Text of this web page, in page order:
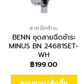
สายฉีดชำระ
BENN ชุดสายฉีดชำระ
MINUS BN 24681SET-
WH
฿199.00